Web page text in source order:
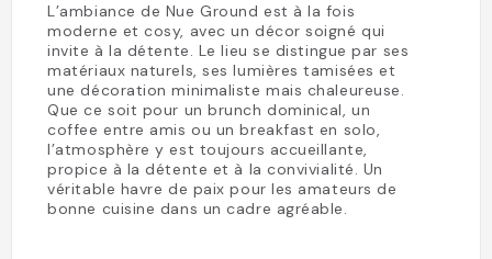
L’ambiance de Nue Ground est à la fois
moderne et cosy, avec un décor soigné qui
invite à la détente. Le lieu se distingue par ses
matériaux naturels, ses lumières tamisées et
une décoration minimaliste mais chaleureuse.
Que ce soit pour un brunch dominical, un
coffee entre amis ou un breakfast en solo,
l’atmosphère y est toujours accueillante,
propice à la détente et à la convivialité. Un
véritable havre de paix pour les amateurs de
bonne cuisine dans un cadre agréable.